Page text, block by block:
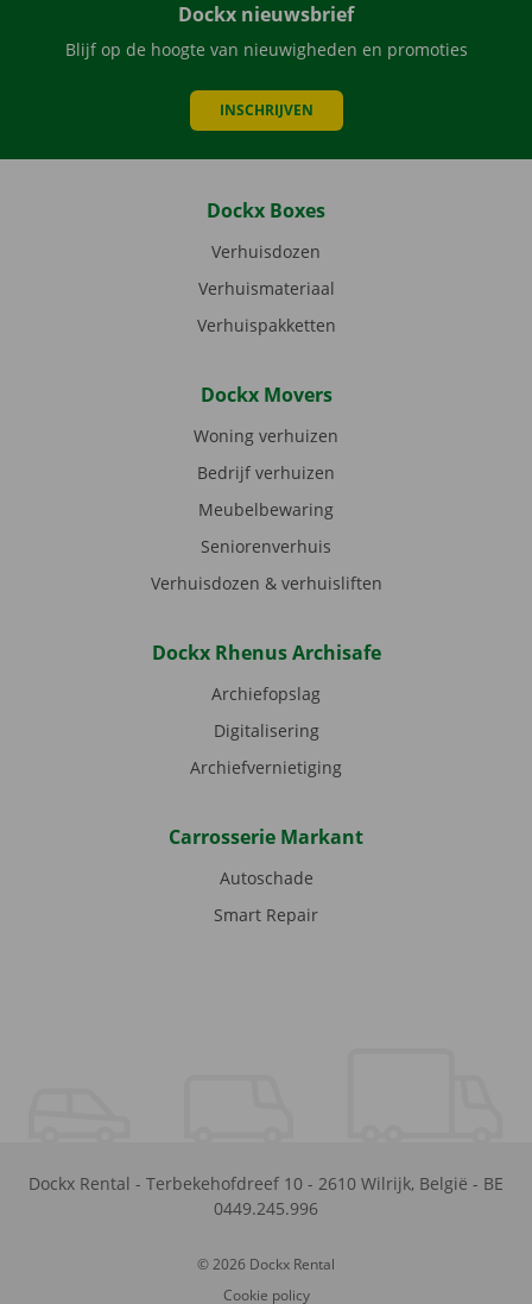
Dockx nieuwsbrief
Blijf op de hoogte van nieuwigheden en promoties
INSCHRIJVEN
Dockx Boxes
Verhuisdozen
Verhuismateriaal
Verhuispakketten
Dockx Movers
Woning verhuizen
Bedrijf verhuizen
Meubelbewaring
Seniorenverhuis
Verhuisdozen & verhuisliften
Dockx Rhenus Archisafe
Archiefopslag
Digitalisering
Archiefvernietiging
Carrosserie Markant
Autoschade
Smart Repair
Dockx Rental - Terbekehofdreef 10 - 2610 Wilrijk, België - BE
0449.245.996
© 2026 Dockx Rental
Cookie policy